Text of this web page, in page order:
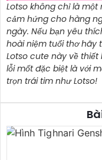
Lotso không chỉ là
cảm hứng cho hàng
ngày. Nếu bạn yêu
hoài niệm tuổi thơ hãy
Lotso cute này về
lỗi mốt đặc biệt là với
trọn trái tim như Lotso!